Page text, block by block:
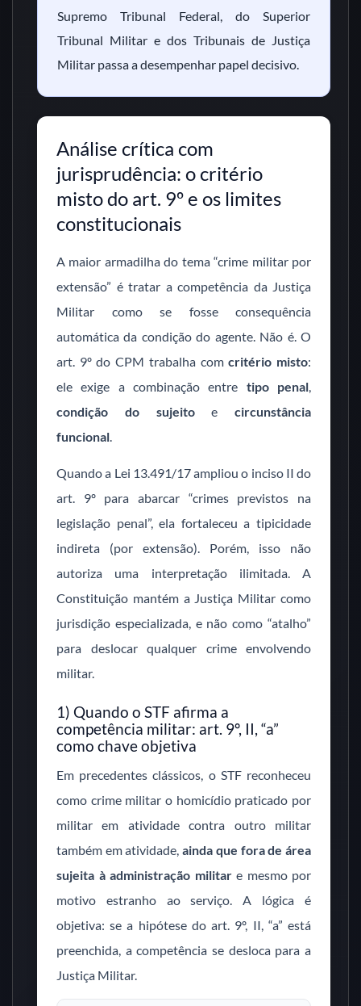
Supremo Tribunal Federal, do Superior
Tribunal Militar e dos Tribunais de Justiça
Militar passa a desempenhar papel decisivo.
Análise crítica com
jurisprudência: o critério
misto do art. 9º e os limites
constitucionais
A maior armadilha do tema “crime militar por
extensão” é tratar a competência da Justiça
Militar como se fosse consequência
automática da condição do agente. Não é. O
art. 9º do CPM trabalha comcritério misto:
ele exige a combinação entre tipo penal,
condição do sujeitoe circunstância
funcional.
Quando a Lei 13.491/17 ampliou o inciso II do
art. 9º para abarcar “crimes previstos na
legislação penal”, ela fortaleceu a tipicidade
indireta (por extensão). Porém, isso não
autoriza uma interpretação ilimitada. A
Constituição mantém a Justiça Militar como
jurisdição especializada, e não como “atalho”
para deslocar qualquer crime envolvendo
militar.
1) Quando o STF afirma a
competência militar: art. 9º, II, “a”
como chave objetiva
Em precedentes clássicos, o STF reconheceu
como crime militar o homicídio praticado por
militar em atividade contra outro militar
também em atividade,ainda que fora de área
sujeita à administração militare mesmo por
motivo estranho ao serviço. A lógica é
objetiva: se a hipótese do art. 9º, II, “a” está
preenchida, a competência se desloca para a
Justiça Militar.